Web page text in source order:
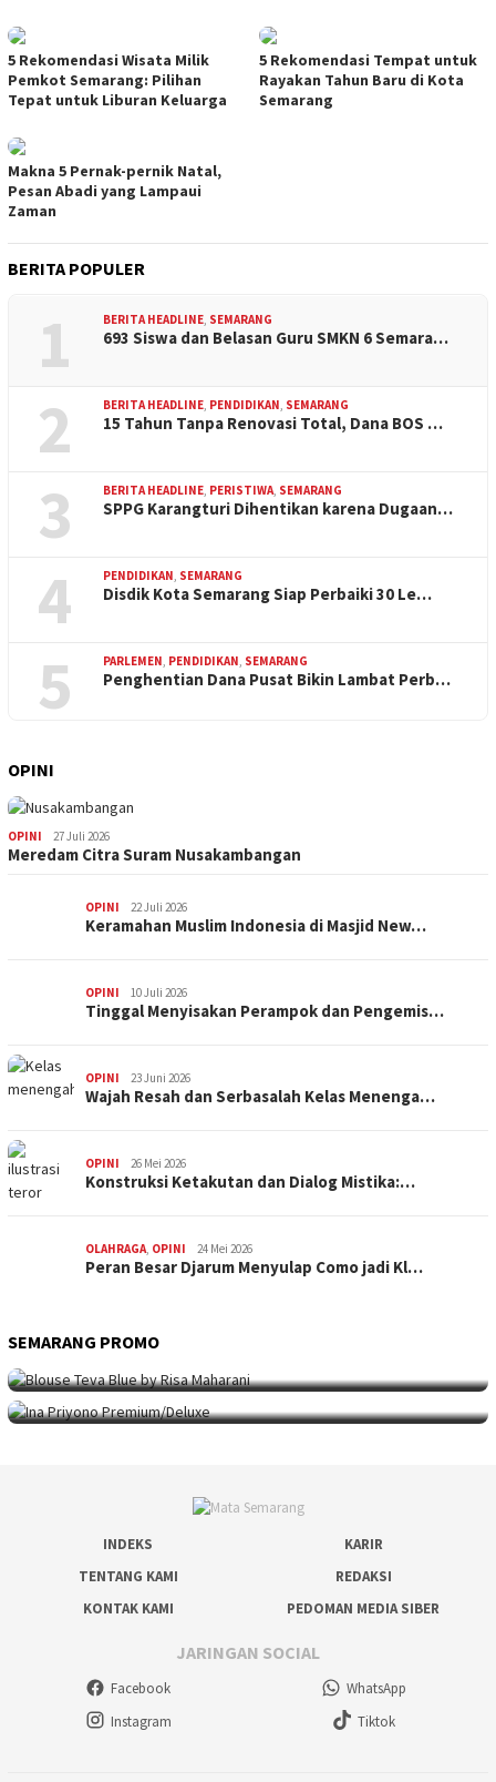
5 Rekomendasi Wisata Milik
Pemkot Semarang: Pilihan
Tepat untuk Liburan Keluarga
5 Rekomendasi Tempat untuk
Rayakan Tahun Baru di Kota
Semarang
Makna 5 Pernak-pernik Natal,
Pesan Abadi yang Lampaui
Zaman
BERITA POPULER
1 BERITA HEADLINE, SEMARANG
693 Siswa dan Belasan Guru SMKN 6 Semara…
2 BERITA HEADLINE, PENDIDIKAN, SEMARANG
15 Tahun Tanpa Renovasi Total, Dana BOS …
3 BERITA HEADLINE, PERISTIWA, SEMARANG
SPPG Karangturi Dihentikan karena Dugaan…
4 PENDIDIKAN, SEMARANG
Disdik Kota Semarang Siap Perbaiki 30 Le…
5 PARLEMEN, PENDIDIKAN, SEMARANG
Penghentian Dana Pusat Bikin Lambat Perb…
OPINI
OPINI 27 Juli 2026
Meredam Citra Suram Nusakambangan
OPINI 22 Juli 2026
Keramahan Muslim Indonesia di Masjid New…
OPINI 10 Juli 2026
Tinggal Menyisakan Perampok dan Pengemis…
OPINI 23 Juni 2026
Wajah Resah dan Serbasalah Kelas Menenga…
OPINI 26 Mei 2026
Konstruksi Ketakutan dan Dialog Mistika:…
OLAHRAGA, OPINI 24 Mei 2026
Peran Besar Djarum Menyulap Como jadi Kl…
SEMARANG PROMO
SEMARANG PROMO 9 Mei 2026
SEMARANG PROMO 5 Mei 2026
Intip Koleksi Ina Priyono, Jenama Fesyen…
INDEKS
KARIR
TENTANG KAMI
REDAKSI
KONTAK KAMI
PEDOMAN MEDIA SIBER
JARINGAN SOCIAL
Facebook
WhatsApp
Instagram
Tiktok